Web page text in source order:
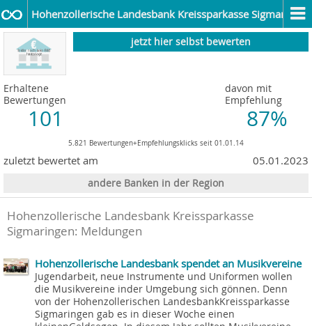
Hohenzollerische Landesbank Kreissparkasse Sigmaringen
jetzt hier selbst bewerten
Erhaltene
Bewertungen
101
davon mit
Empfehlung
87%
5.821 Bewertungen+Empfehlungsklicks seit 01.01.14
zuletzt bewertet am 05.01.2023
andere Banken in der Region
Hohenzollerische Landesbank Kreissparkasse
Sigmaringen: Meldungen
Hohenzollerische Landesbank spendet an Musikvereine
Jugendarbeit, neue Instrumente und Uniformen wollen
die Musikvereine inder Umgebung sich gönnen. Denn
von der Hohenzollerischen LandesbankKreissparkasse
Sigmaringen gab es in dieser Woche einen